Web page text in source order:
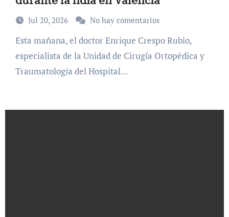
Jul 20, 2026 No hay comentarios
Esta mañana, el doctor Enrique Crespo Rubio,
especialista de la Unidad de Cirugía Ortopédica y
Traumatología del Hospital…